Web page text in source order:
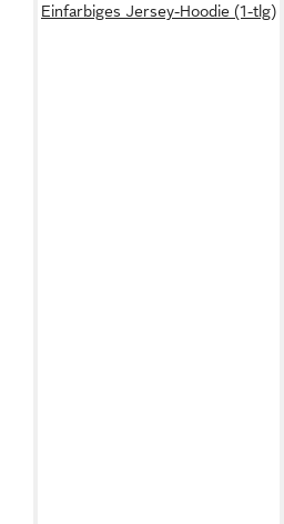
Einfarbiges Jersey-Hoodie (1-tlg)